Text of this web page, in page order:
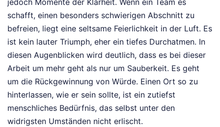
jedoch Momente der Klarheit. Wenn ein Team es
schafft, einen besonders schwierigen Abschnitt zu
befreien, liegt eine seltsame Feierlichkeit in der Luft. Es
ist kein lauter Triumph, eher ein tiefes Durchatmen. In
diesen Augenblicken wird deutlich, dass es bei dieser
Arbeit um mehr geht als nur um Sauberkeit. Es geht
um die Rückgewinnung von Würde. Einen Ort so zu
hinterlassen, wie er sein sollte, ist ein zutiefst
menschliches Bedürfnis, das selbst unter den
widrigsten Umständen nicht erlischt.